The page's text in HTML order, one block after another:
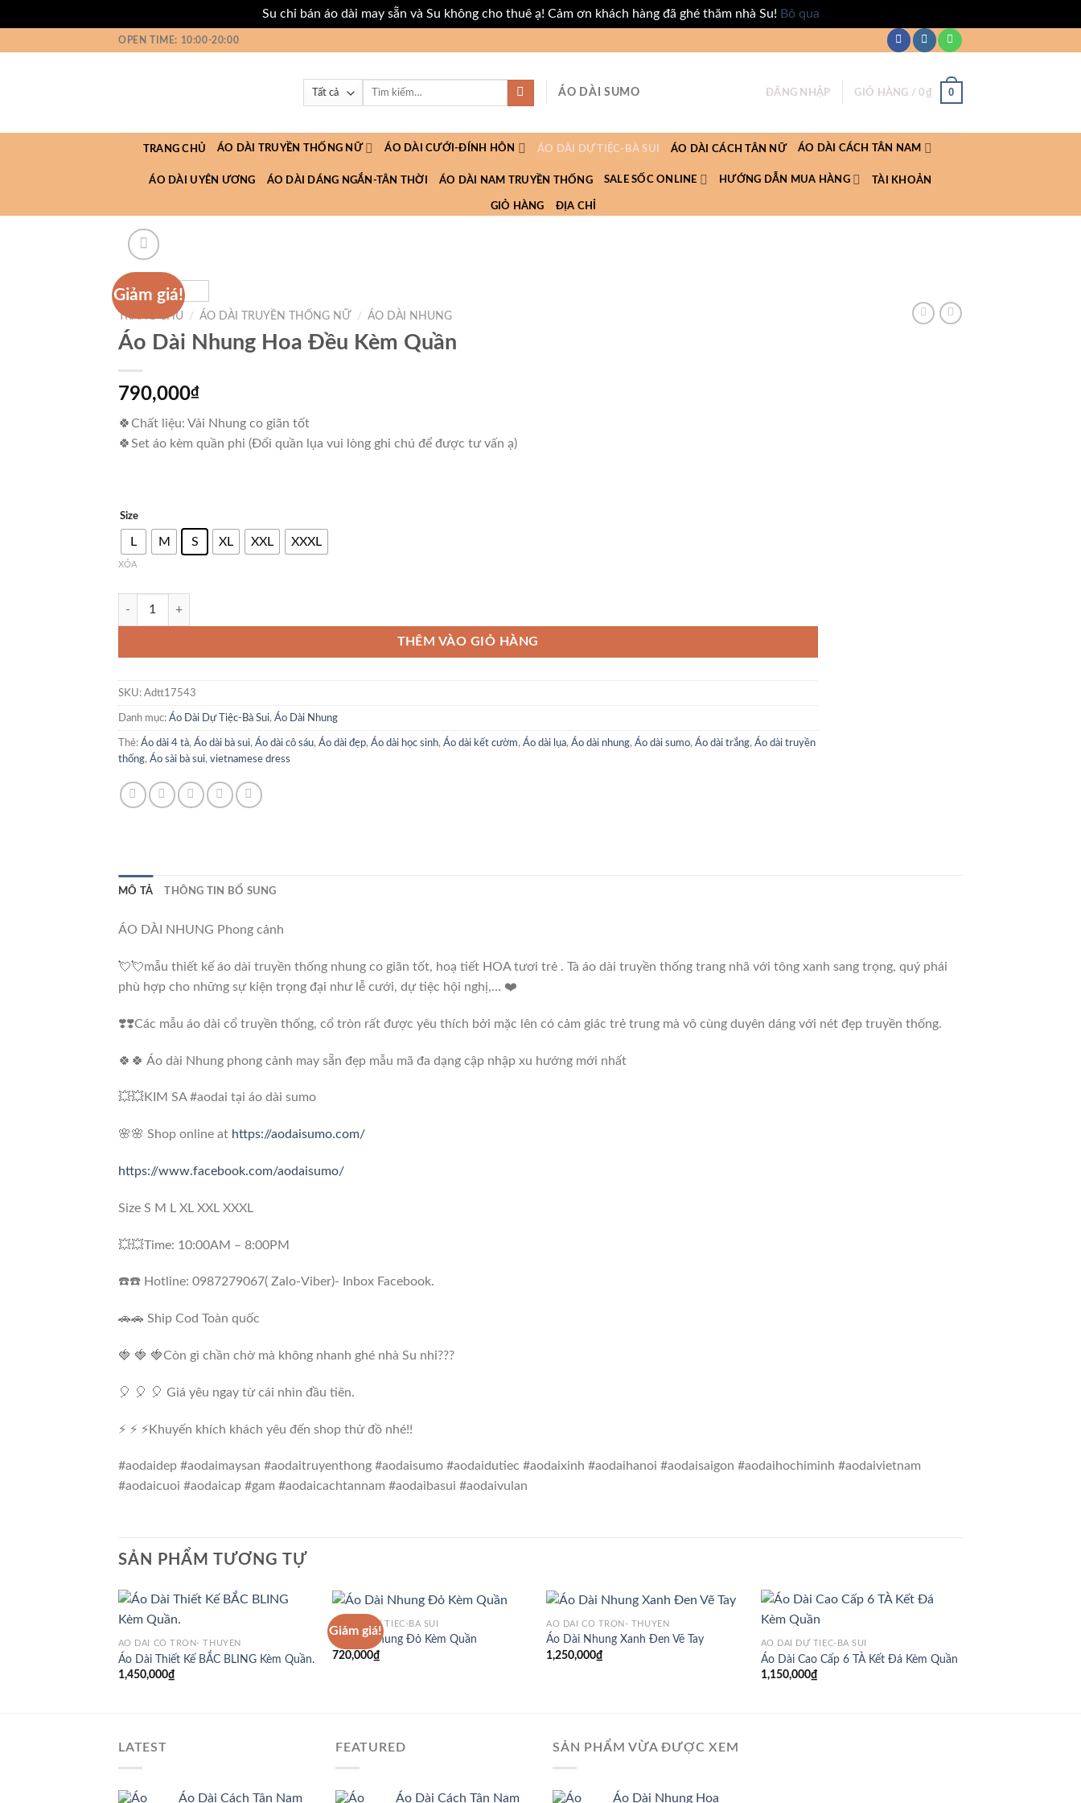
Su chỉ bán áo dài may sẵn và Su không cho thuê ạ! Cảm ơn khách hàng đã ghé thăm nhà Su! Bỏ qua
OPEN TIME: 10:00-20:00
Tìm
ÁO DÀI SUMO ĐĂNG NHẬP GIỎ HÀNG /0 ₫ 0
TRANG CHỦ ÁO DÀI TRUYỀN THỐNG NỮ ÁO DÀI CƯỚI-ĐÍNH HÔN ÁO DÀI DỰ TIỆC-BÀ SUI ÁO DÀI CÁCH TÂN NỮ ÁO DÀI CÁCH TÂN NAM
ÁO DÀI UYÊN ƯƠNG ÁO DÀI DÁNG NGẮN-TÂN THỜI ÁO DÀI NAM TRUYỀN THỐNG SALE SỐC ONLINE HƯỚNG DẪN MUA HÀNG TÀI KHOẢN
GIỎ HÀNG ĐỊA CHỈ
Giảm giá!
TRANG CHỦ / ÁO DÀI TRUYỀN THỐNG NỮ / ÁO DÀI NHUNG
Áo Dài Nhung Hoa Đều Kèm Quần
790,000₫
🍀Chất liệu: Vải Nhung co giãn tốt
🍀Set áo kèm quần phi (Đổi quần lụa vui lòng ghi chú để được tư vấn ạ)
Size
L M S XL XXL XXXL
XÓA
Áo Dài Nhung Hoa Đều Kèm Quần số lượng
THÊM VÀO GIỎ HÀNG
SKU: Adtt17543
Danh mục: Áo Dài Dự Tiệc-Bà Sui, Áo Dài Nhung
Thẻ: Áo dài 4 tà, Áo dài bà sui, Áo dài cô sáu, Áo dài đẹp, Áo dài học sinh, Áo dài kết cườm, Áo dài lụa, Áo dài nhung, Áo dài sumo, Áo dài trắng, Áo dài truyền
thống, Áo sài bà sui, vietnamese dress
MÔ TẢ THÔNG TIN BỔ SUNG
ÁO DÀI NHUNG Phong cảnh
💘💘mẫu thiết kế áo dài truyền thống nhung co giãn tốt, hoạ tiết HOA tươi trẻ . Tà áo dài truyền thống trang nhã với tông xanh sang trọng, quý phái
phù hợp cho những sự kiện trọng đại như lễ cưới, dự tiệc hội nghị,… ❤️
❣️❣️Các mẫu áo dài cổ truyền thống, cổ tròn rất được yêu thích bởi mặc lên có cảm giác trẻ trung mà vô cùng duyên dáng với nét đẹp truyền thống.
🍀🍀 Áo dài Nhung phong cảnh may sẵn đẹp mẫu mã đa dạng cập nhập xu hướng mới nhất
💥💥KIM SA #aodai tại áo dài sumo
🌸🌸 Shop online at https://aodaisumo.com/
https://www.facebook.com/aodaisumo/
Size S M L XL XXL XXXL
💥💥Time: 10:00AM – 8:00PM
☎️☎️ Hotline: 0987279067( Zalo-Viber)- Inbox Facebook.
🚗🚗 Ship Cod Toàn quốc
🍓 🍓 🍓Còn gì chần chờ mà không nhanh ghé nhà Su nhỉ???
🎈 🎈 🎈 Giá yêu ngay từ cái nhìn đầu tiên.
⚡ ⚡ ⚡Khuyến khích khách yêu đến shop thử đồ nhé!!
#aodaidep #aodaimaysan #aodaitruyenthong #aodaisumo #aodaidutiec #aodaixinh #aodaihanoi #aodaisaigon #aodaihochiminh #aodaivietnam
#aodaicuoi #aodaicap #gam #aodaicachtannam #aodaibasui #aodaivulan
SẢN PHẨM TƯƠNG TỰ
ÁO DÀI CỔ TRÒN- THUYỀN
Áo Dài Thiết Kế BẮC BLING Kèm Quần.
1,450,000₫
Giảm giá!
ÁO DÀI DỰ TIỆC-BÀ SUI
Áo Dài Nhung Đỏ Kèm Quần
720,000₫
ÁO DÀI CỔ TRÒN- THUYỀN
Áo Dài Nhung Xanh Đen Vẽ Tay
1,250,000₫
ÁO DÀI DỰ TIỆC-BÀ SUI
Áo Dài Cao Cấp 6 TÀ Kết Đá Kèm Quần
1,150,000₫
LATEST
Áo Dài Cách Tân Nam
FEATURED
Áo Dài Cách Tân Nam
SẢN PHẨM VỪA ĐƯỢC XEM
Áo Dài Nhung Hoa